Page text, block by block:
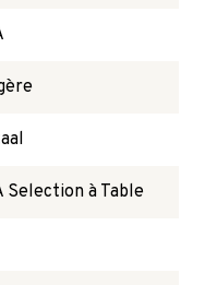
Selection à Table